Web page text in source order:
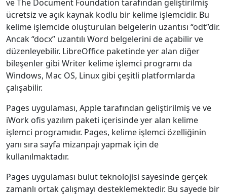
ve The Document Foundation tarafından geliştirilmiş
ücretsiz ve açık kaynak kodlu bir kelime işlemcidir. Bu
kelime işlemcide oluşturulan belgelerin uzantısı “odt”dir.
Ancak “docx” uzantılı Word belgelerini de açabilir ve
düzenleyebilir. LibreOffice paketinde yer alan diğer
bileşenler gibi Writer kelime işlemci programı da
Windows, Mac OS, Linux gibi çeşitli platformlarda
çalışabilir.
Pages uygulaması, Apple tarafından geliştirilmiş ve ve
iWork ofis yazılım paketi içerisinde yer alan kelime
işlemci programıdır. Pages, kelime işlemci özelliğinin
yanı sıra sayfa mizanpajı yapmak için de
kullanılmaktadır.
Pages uygulaması bulut teknolojisi sayesinde gerçek
zamanlı ortak çalışmayı desteklemektedir. Bu sayede bir